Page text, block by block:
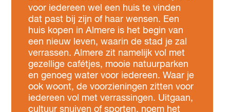
voor iedereen wel een huis te vinden
dat past bij zijn of haar wensen. Een
huis kopen in Almere is het begin van
een nieuw leven, waarin de stad je zal
verrassen. Almere zit namelijk vol met
gezellige cafétjes, mooie natuurparken
en genoeg water voor iedereen. Waar je
ook woont, de voorzieningen zitten voor
iedereen vol met verrassingen. Uitgaan,
cultuur snuiven of sporten, noem het